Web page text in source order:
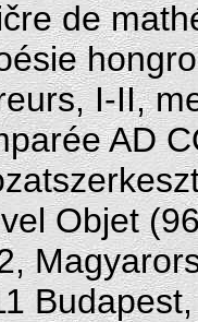
de
I-II,
AD
Objet